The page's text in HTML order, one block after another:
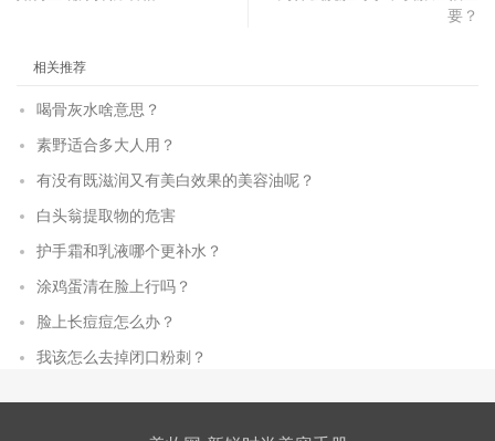
要？
相关推荐
喝骨灰水啥意思？
素野适合多大人用？
有没有既滋润又有美白效果的美容油呢？
白头翁提取物的危害
护手霜和乳液哪个更补水？
涂鸡蛋清在脸上行吗？
脸上长痘痘怎么办？
我该怎么去掉闭口粉刺？